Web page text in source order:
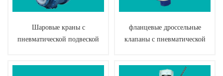
Шаровые краны с
пневматической подвеской
фланцевые дроссельные
клапаны с пневматической